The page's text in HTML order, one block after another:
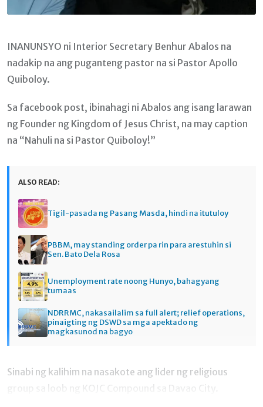
INANUNSYO ni Interior Secretary Benhur Abalos na
nadakip na ang puganteng pastor na si Pastor Apollo
Quiboloy.
Sa facebook post, ibinahagi ni Abalos ang isang larawan
ng Founder ng Kingdom of Jesus Christ, na may caption
na “Nahuli na si Pastor Quiboloy!”
ALSO READ:
Tigil-pasada ng Pasang Masda, hindi na itutuloy
PBBM, may standing order pa rin para arestuhin si
Sen. Bato Dela Rosa
Unemployment rate noong Hunyo, bahagyang
tumaas
NDRRMC, nakasailalim sa full alert; relief operations,
pinaigting ng DSWD sa mga apektado ng
magkasunod na bagyo
Sinabi ng kalihim na nasakote ang lider ng religious
group sa loob ng KOJC Compound sa Davao City.